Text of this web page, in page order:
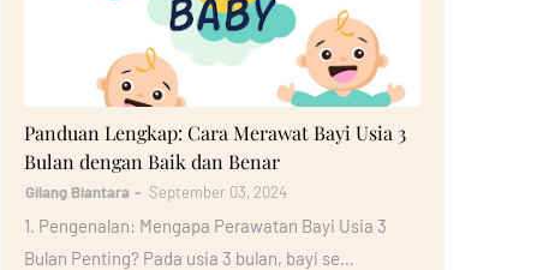
Panduan Lengkap: Cara Merawat Bayi Usia 3
Bulan dengan Baik dan Benar
Gilang Biantara September 03, 2024
1. Pengenalan: Mengapa Perawatan Bayi Usia 3
Bulan Penting? Pada usia 3 bulan, bayi se…